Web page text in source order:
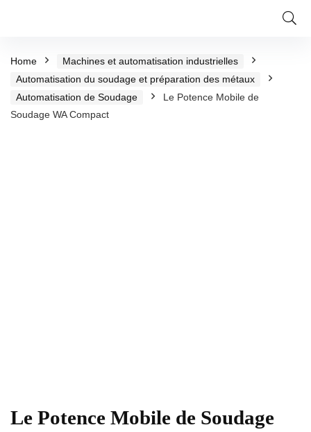
Home
Machines et automatisation industrielles
Automatisation du soudage et préparation des métaux
Automatisation de Soudage
Le Potence Mobile de
Soudage WA Compact
Le Potence Mobile de Soudage